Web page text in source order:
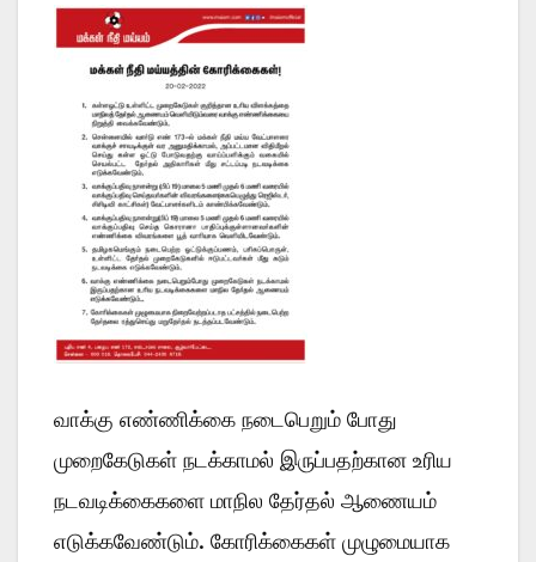
வாக்கு எண்ணிக்கை நடைபெறும் போது
முறைகேடுகள் நடக்காமல் இருப்பதற்கான உரிய
நடவடிக்கைகளை மாநில தேர்தல் ஆணையம்
எடுக்கவேண்டும். கோரிக்கைகள் முழுமையாக